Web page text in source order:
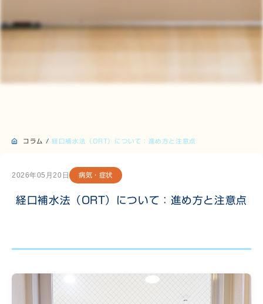
コラム /経口補水法（ORT）について：進め方と注意点
2026年05月20日 病気・症状
経口補水法（ORT）について：進め方と注意点